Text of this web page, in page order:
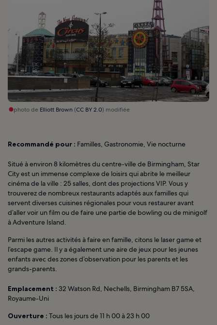
photo de Elliott Brown(CC BY 2.0) modifiée
Recommandé pour : Familles, Gastronomie, Vie nocturne
Situé à environ 8 kilomètres du centre-ville de Birmingham, Star
City est un immense complexe de loisirs qui abrite le meilleur
cinéma de la ville : 25 salles, dont des projections VIP. Vous y
trouverez de nombreux restaurants adaptés aux familles qui
servent diverses cuisines régionales pour vous restaurer avant
d’aller voir un film ou de faire une partie de bowling ou de minigolf
à Adventure Island.
Parmi les autres activités à faire en famille, citons le laser game et
l’escape game. Il y a également une aire de jeux pour les jeunes
enfants avec des zones d’observation pour les parents et les
grands-parents.
Emplacement : 32 Watson Rd, Nechells, Birmingham B7 5SA,
Royaume-Uni
Ouverture : Tous les jours de 11 h 00 à 23 h 00